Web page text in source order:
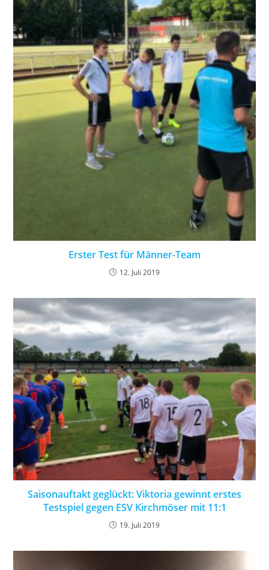
Erster Test für Männer-Team
12. Juli 2019
Saisonauftakt geglückt: Viktoria gewinnt erstes
Testspiel gegen ESV Kirchmöser mit 11:1
19. Juli 2019